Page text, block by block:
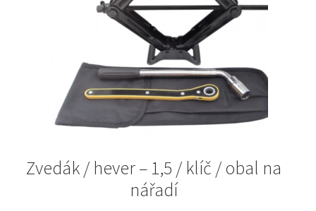
Zvedák / hever – 1,5 / klíč / obal na
nářadí